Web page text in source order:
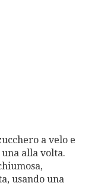
a velo e
alla volta.
usando una